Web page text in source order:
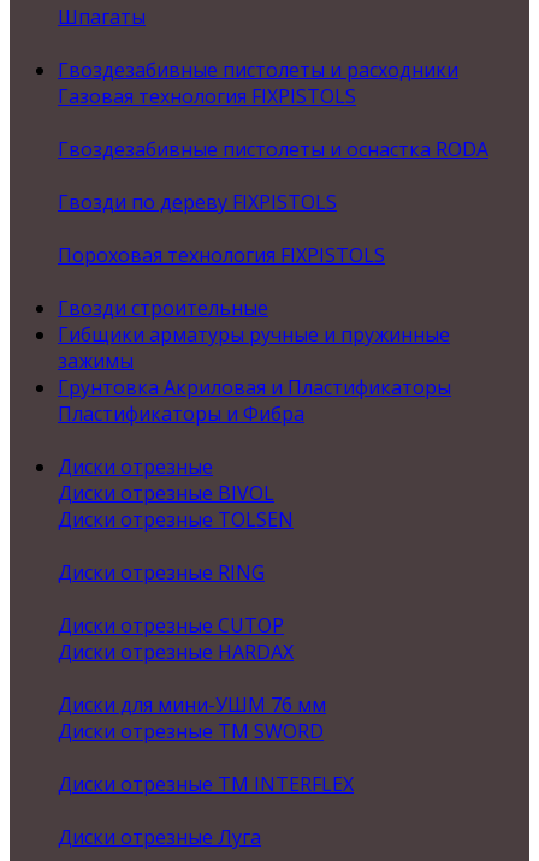
Шпагаты
Гвоздезабивные пистолеты и расходники
Газовая технология FIXPISTOLS
Гвоздезабивные пистолеты и оснастка RODA
Гвозди по дереву FIXPISTOLS
Пороховая технология FIXPISTOLS
Гвозди строительные
Гибщики арматуры ручные и пружинные
зажимы
Грунтовка Акриловая и Пластификаторы
Пластификаторы и Фибра
Диски отрезные
Диски отрезные BIVOL
Диски отрезные TOLSEN
Диски отрезные RING
Диски отрезные CUTOP
Диски отрезные HARDAX
Диски для мини-УШМ 76 мм
Диски отрезные ТМ SWORD
Диски отрезные ТМ INTERFLEX
Диски отрезные Луга